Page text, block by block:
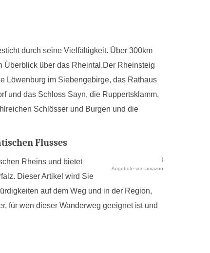
durch seine Vielfältigkeit. Über 300km
über das Rheintal.Der Rheinsteig
Löwenburg im Siebengebirge, das Rathaus
und das Schloss Sayn, die Ruppertsklamm,
Schlösser und Burgen und die
Flusses
}
Angebote von amazon
Rheins und bietet
Dieser Artikel wird Sie
auf dem Weg und in der Region,
für wen dieser Wanderweg geeignet ist und